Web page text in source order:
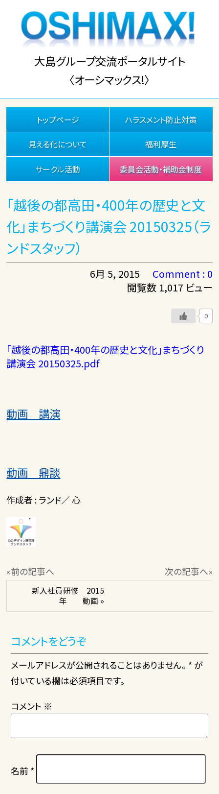
大島グループ交流ポータルサイト
〈オーシマックス!〉
トップページ ハラスメント防止対策
見える化について 福利厚生
サークル活動 委員会活動・補助金制度
「越後の都高田・400年の歴史と文
化」まちづくり講演会 20150325（ラ
ンドスタッフ）
6月 5, 2015
Comment : 0
閲覧数 1,017 ビュー
0
「越後の都高田・400年の歴史と文化」まちづくり
講演会 20150325.pdf
動画 講演
動画 鼎談
作成者 : ランド／ 心
«前の記事へ 次の記事へ»
新入社員研修 2015
年 動画 »
コメントをどうぞ
メールアドレスが公開されることはありません。 * が
付いている欄は必須項目です。
コメント ※
名前 *